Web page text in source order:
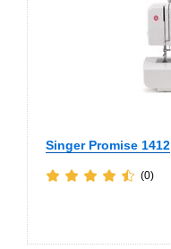
Singer Promise 1412
(0)